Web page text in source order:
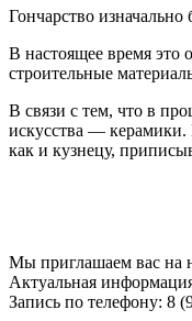
Гончарство
В настоящее время это
строительные
В связи с тем, что в
искусства — керамики.
как и кузнецу,
Мы приглашаем вас на
Актуальная
Запись по телефону: 8